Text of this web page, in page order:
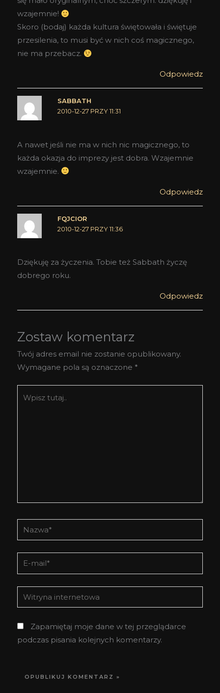
wzajemnie!
Skoro (bodaj) każda kultura świętowała i świętuje
przesilenia, to musi być w nich coś magicznego,
nie ma przebacz.
Odpowiedz
SABBATH
2010-12-27 PRZY 11:31
A nawet jeśli nie ma w nich nic magicznego, to
każda okazja do imprezy jest dobra. Wzajemnie
wzajemnie.
Odpowiedz
FQJCIOR
2010-12-27 PRZY 11:36
Dziękuję za życzenia. Tobie też Sabbath życzę
dobrego roku.
Odpowiedz
Zostaw komentarz
Twój adres email nie zostanie opublikowany.
Wymagane pola są oznaczone *
tutaj..
Nazwa*
E-
mail*
Witryna
internetowa
Zapamiętaj moje dane w tej przeglądarce
podczas pisania kolejnych komentarzy.